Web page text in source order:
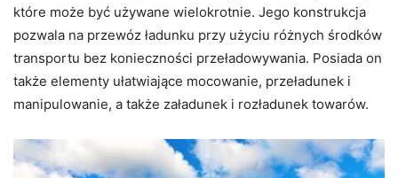
które może być używane wielokrotnie. Jego konstrukcja
pozwala na przewóz ładunku przy użyciu różnych środków
transportu bez konieczności przeładowywania. Posiada on
także elementy ułatwiające mocowanie, przeładunek i
manipulowanie, a także załadunek i rozładunek towarów.